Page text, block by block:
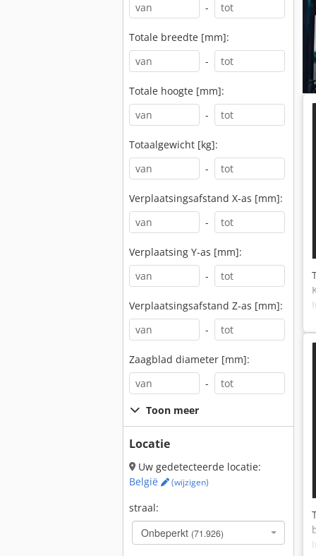
-
Totale breedte [mm]:
-
Totale hoogte [mm]:
-
Totaalgewicht [kg]:
-
Verplaatsingsafstand X-as [mm]:
-
Verplaatsing Y-as [mm]:
-
Verplaatsingsafstand Z-as [mm]:
-
Zaagblad diameter [mm]:
-
Toon meer
Locatie
Uw gedetecteerde locatie:
België
(wijzigen)
straal:
Onbeperkt (71.926)